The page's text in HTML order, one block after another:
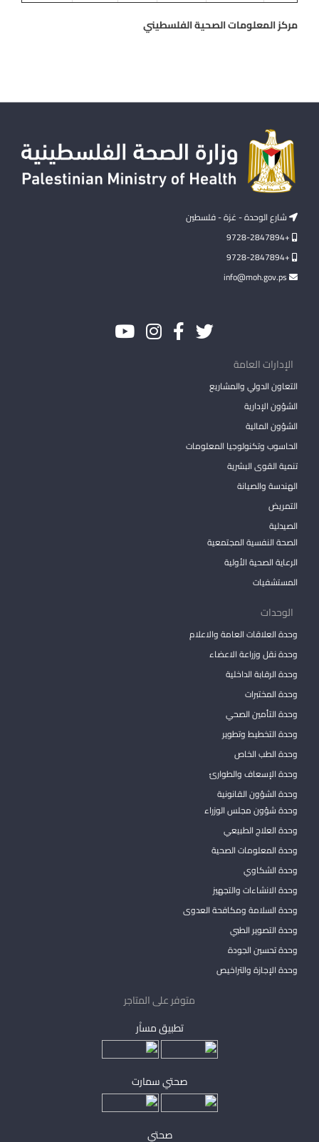
مركز المعلومات الصحية الفلسطيني
شارع الوحدة - غزة - فلسطين
+9728-2847894
+9728-2847894
الإدارات العامة
التعاون الدولي والمشاريع
الشؤون الإدارية
الشؤون المالية
الحاسوب وتكنولوجيا المعلومات
تنمية القوى البشرية
الهندسة والصيانة
التمريض
الصيدلية
الصحة النفسية المجتمعية
الرعاية الصحية الأولية
المستشفيات
الوحدات
وحدة العلاقات العامة والاعلام
وحدة نقل وزراعة الاعضاء
وحدة الرقابة الداخلية
وحدة المختبرات
وحدة التأمين الصحي
وحدة التخطيط وتطوير
وحدة الطب الخاص
وحدة الإسعاف والطوارئ
وحدة الشؤون القانونية
وحدة شؤون مجلس الوزراء
وحدة العلاج الطبيعي
وحدة المعلومات الصحية
وحدة الشكاوي
وحدة الانشاءات والتجهيز
وحدة السلامة ومكافحة العدوى
وحدة التصوير الطبي
وحدة تحسين الجودة
وحدة الإجازة والتراخيص
متوفر على المتاجر
تطبيق مساْر
صحتي سمارت
صحتي